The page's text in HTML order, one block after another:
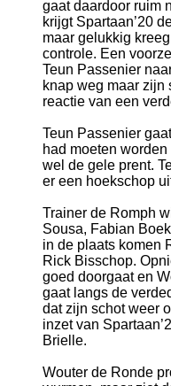
gaat daardoor ruim
krijgt Spartaan’20
maar gelukkig
controle. Een
Teun Passenier
knap weg maar zijn
reactie van een
Teun Passenier
had moeten
wel de gele prent.
er een hoekschop
Trainer de Romph
Sousa, Fabian
in de plaats komen
Rick Bisschop.
goed doorgaat en
gaat langs de
dat zijn schot weer
inzet van
Brielle.
Wouter de Ronde